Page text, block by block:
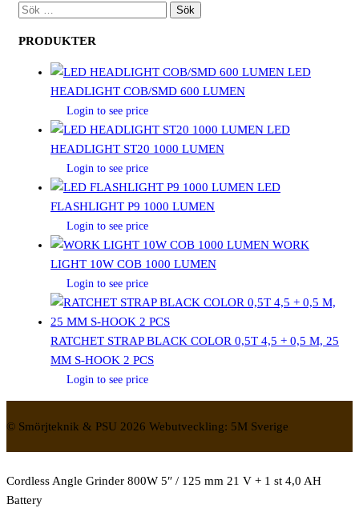
SÖK
PRODUKTER
LED
HEADLIGHT COB/SMD 600 LUMEN
Login to see price
LED
HEADLIGHT ST20 1000 LUMEN
Login to see price
LED
FLASHLIGHT P9 1000 LUMEN
Login to see price
WORK
LIGHT 10W COB 1000 LUMEN
Login to see price
RATCHET STRAP BLACK COLOR 0,5T 4,5 + 0,5 M, 25
MM S-HOOK 2 PCS
Login to see price
© Smörjteknik & PSU 2026 Webutveckling: 5M Sverige
Cordless Angle Grinder 800W 5″ / 125 mm 21 V + 1 st 4,0 AH
Battery